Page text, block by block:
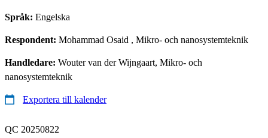
Språk: Engelska
Respondent: Mohammad Osaid , Mikro- och nanosystemteknik
Handledare: Wouter van der Wijngaart, Mikro- och
nanosystemteknik
Exportera till kalender
QC 20250822